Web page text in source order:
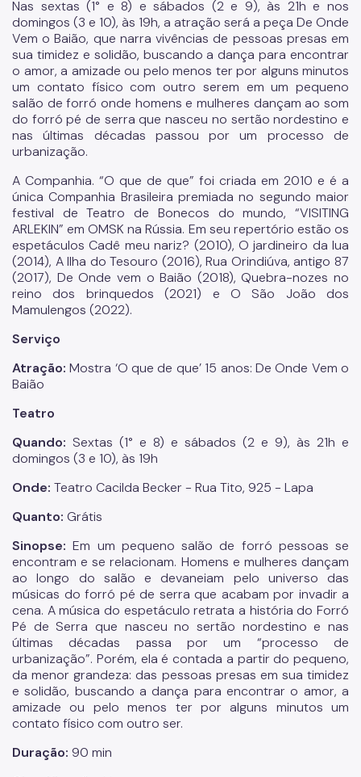
Patrimônio Histórico
Conpresp
Publicações
Spcine
Nas sextas (1° e 8) e sábados (2 e 9), às 21h e nos
domingos (3 e 10), às 19h, a atração será a peça De Onde
Vem o Baião, que narra vivências de pessoas presas em
sua timidez e solidão, buscando a dança para encontrar
o amor, a amizade ou pelo menos ter por alguns minutos
um contato físico com outro serem em um pequeno
salão de forró onde homens e mulheres dançam ao som
do forró pé de serra que nasceu no sertão nordestino e
nas últimas décadas passou por um processo de
urbanização.
A Companhia. “O que de que” foi criada em 2010 e é a
única Companhia Brasileira premiada no segundo maior
festival de Teatro de Bonecos do mundo, “VISITING
ARLEKIN” em OMSK na Rússia. Em seu repertório estão os
espetáculos Cadê meu nariz? (2010), O jardineiro da lua
(2014), A Ilha do Tesouro (2016), Rua Orindiúva, antigo 87
(2017), De Onde vem o Baião (2018), Quebra-nozes no
reino dos brinquedos (2021) e O São João dos
Mamulengos (2022).
Serviço
Atração:Mostra ‘O que de que’ 15 anos: De Onde Vem o
Baião
Teatro
Quando: Sextas (1° e 8) e sábados (2 e 9), às 21h e
domingos (3 e 10), às 19h
Onde: Teatro Cacilda Becker - Rua Tito, 925 - Lapa
Quanto: Grátis
Sinopse: Em um pequeno salão de forró pessoas se
encontram e se relacionam. Homens e mulheres dançam
ao longo do salão e devaneiam pelo universo das
músicas do forró pé de serra que acabam por invadir a
cena. A música do espetáculo retrata a história do Forró
Pé de Serra que nasceu no sertão nordestino e nas
últimas décadas passa por um “processo de
urbanização”. Porém, ela é contada a partir do pequeno,
da menor grandeza: das pessoas presas em sua timidez
e solidão, buscando a dança para encontrar o amor, a
amizade ou pelo menos ter por alguns minutos um
contato físico com outro ser.
Duração: 90 min